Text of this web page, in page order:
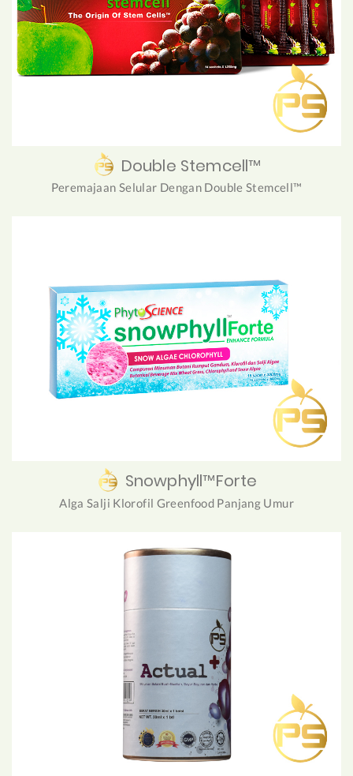
Double Stemcell™
Peremajaan Selular Dengan Double Stemcell™
Snowphyll™Forte
Alga Salji Klorofil Greenfood Panjang Umur